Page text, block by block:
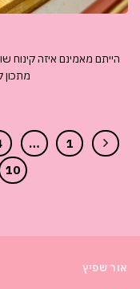
הייתם מאמינם איזה קינוח
מתכון
1
…
10
אור שפיץ